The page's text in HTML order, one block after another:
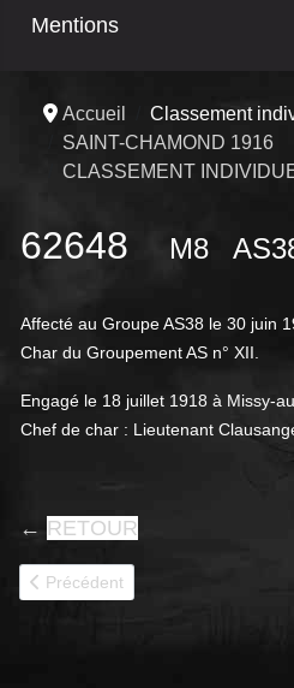
Mentions
Accueil
Classement
SAINT-CHAMOND 1916
CLASSEMENT
62648 M8
Affecté au Groupe AS38 le 30 juin
Char du Groupement AS n° XII.
Engagé le 18 juillet 1918 à Missy-
Chef de char : Lieutenant
← RETOUR
Article précédent : 62652
Précédent